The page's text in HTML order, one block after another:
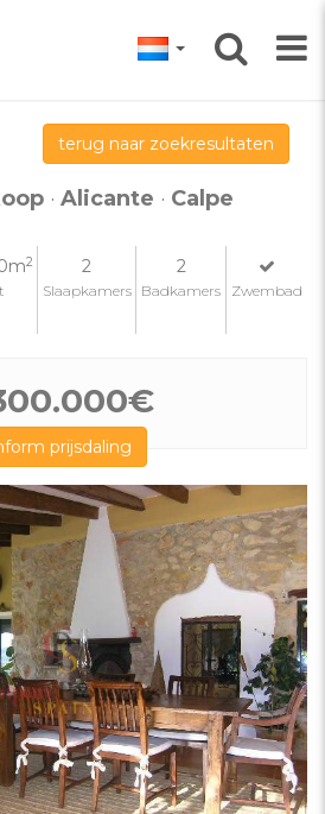
terug naar zoekresultaten
· Alicante · Calpe
2 2
Slaapkamers
2
Badkamers Zwembad
prijsdaling